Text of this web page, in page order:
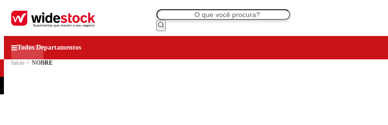
Todos Departamentos
Início > NOBRE